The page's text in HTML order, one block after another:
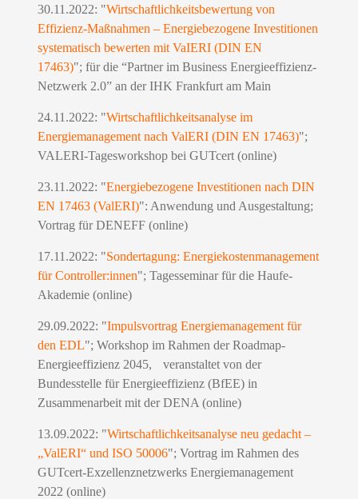
30.11.2022: "Wirtschaftlichkeitsbewertung von
Effizienz-Maßnahmen – Energiebezogene Investitionen
systematisch bewerten mit VaIERI (DIN EN
17463)"; für die “Partner im Business Energieeffizienz-
Netzwerk 2.0” an der IHK Frankfurt am Main
24.11.2022: "Wirtschaftlichkeitsanalyse im
Energiemanagement nach ValERI (DIN EN 17463)";
VALERI-Tagesworkshop bei GUTcert (online)
23.11.2022: "Energiebezogene Investitionen nach DIN
EN 17463 (ValERI)": Anwendung und Ausgestaltung;
Vortrag für DENEFF (online)
17.11.2022: "Sondertagung: Energiekostenmanagement
für Controller:innen"; Tagesseminar für die Haufe-
Akademie (online)
29.09.2022: "Impulsvortrag Energiemanagement für
den EDL"; Workshop im Rahmen der Roadmap-
Energieeffizienz 2045, veranstaltet von der
Bundesstelle für Energieeffizienz (BfEE) in
Zusammenarbeit mit der DENA (online)
13.09.2022: "Wirtschaftlichkeitsanalyse neu gedacht –
„ValERI“ und ISO 50006"; Vortrag im Rahmen des
GUTcert-Exzellenznetzwerks Energiemanagement
2022 (online)